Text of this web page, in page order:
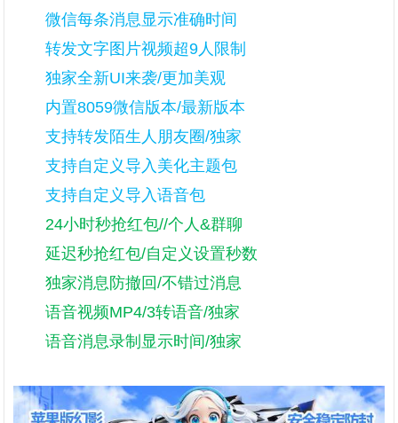
微信每条消息显示准确时间
转发文字图片视频超9人限制
独家全新UI来袭/更加美观
内置8059微信版本/最新版本
支持转发陌生人朋友圈/独家
支持自定义导入美化主题包
支持自定义导入语音包
24小时秒抢红包//个人&群聊
延迟秒抢红包/自定义设置秒数
独家消息防撤回/不错过消息
语音视频MP4/3转语音/独家
语音消息录制显示时间/独家